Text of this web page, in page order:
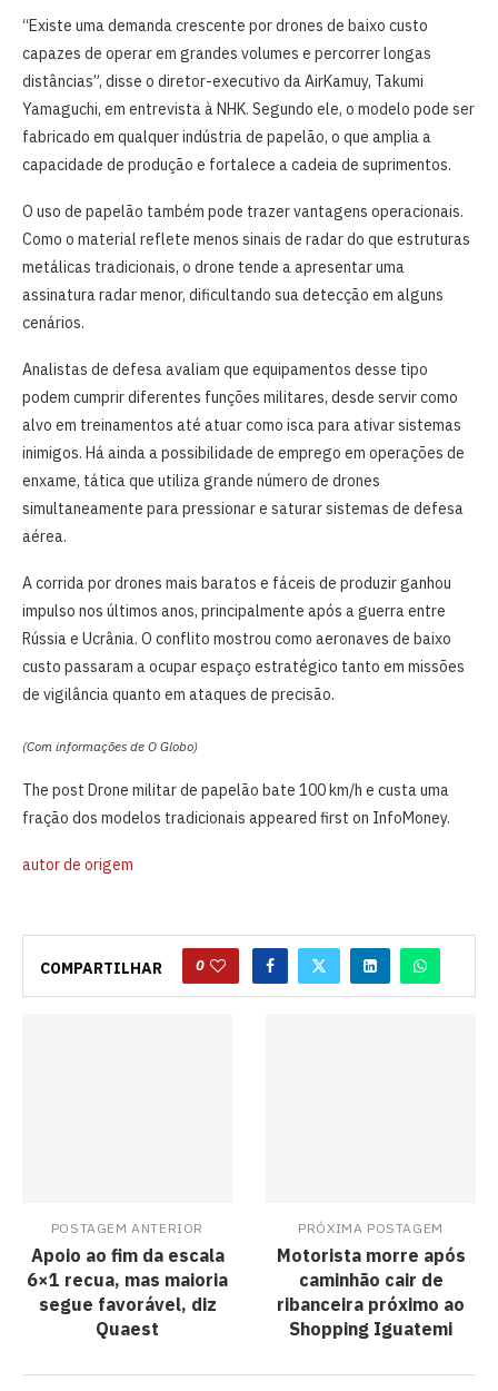
“Existe uma demanda crescente por drones de baixo custo
capazes de operar em grandes volumes e percorrer longas
distâncias”, disse o diretor-executivo da AirKamuy, Takumi
Yamaguchi, em entrevista à NHK. Segundo ele, o modelo pode ser
fabricado em qualquer indústria de papelão, o que amplia a
capacidade de produção e fortalece a cadeia de suprimentos.
O uso de papelão também pode trazer vantagens operacionais.
Como o material reflete menos sinais de radar do que estruturas
metálicas tradicionais, o drone tende a apresentar uma
assinatura radar menor, dificultando sua detecção em alguns
cenários.
Analistas de defesa avaliam que equipamentos desse tipo
podem cumprir diferentes funções militares, desde servir como
alvo em treinamentos até atuar como isca para ativar sistemas
inimigos. Há ainda a possibilidade de emprego em operações de
enxame, tática que utiliza grande número de drones
simultaneamente para pressionar e saturar sistemas de defesa
aérea.
A corrida por drones mais baratos e fáceis de produzir ganhou
impulso nos últimos anos, principalmente após a guerra entre
Rússia e Ucrânia. O conflito mostrou como aeronaves de baixo
custo passaram a ocupar espaço estratégico tanto em missões
de vigilância quanto em ataques de precisão.
(Com informações de O Globo)
The post Drone militar de papelão bate 100 km/h e custa uma
fração dos modelos tradicionais appeared first on InfoMoney.
autor de origem
COMPARTILHAR 0
POSTAGEM ANTERIOR
Apoio ao fim da escala
6×1 recua, mas maioria
segue favorável, diz
Quaest
PRÓXIMA POSTAGEM
Motorista morre após
caminhão cair de
ribanceira próximo ao
Shopping Iguatemi